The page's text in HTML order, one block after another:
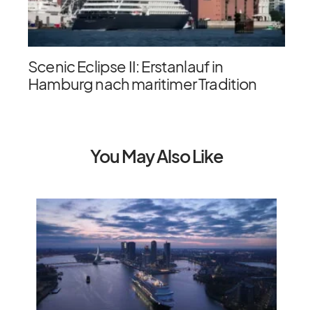
Scenic Eclipse II: Erstanlauf in
Hamburg nach maritimer Tradition
You May Also Like